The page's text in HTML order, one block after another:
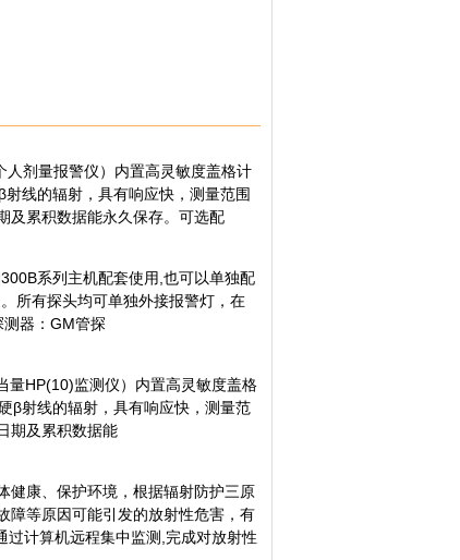
剂量报警仪）内置高灵敏度盖格计
线的辐射，具有响应快，测量范围
及累积数据能永久保存。可选配
系列主机配套使用,也可以单独配
所有探头均可单独外接报警灯，在
器：GM管探
量HP(10)监测仪）内置高灵敏度盖格
β射线的辐射，具有响应快，测量范
期及累积数据能
健康、保护环境，根据辐射防护三原
障等原因可能引发的放射性危害，有
计算机远程集中监测,完成对放射性